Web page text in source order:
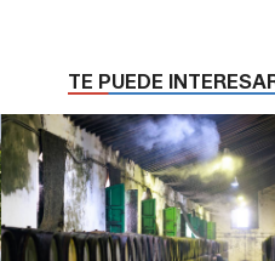
TE PUEDE